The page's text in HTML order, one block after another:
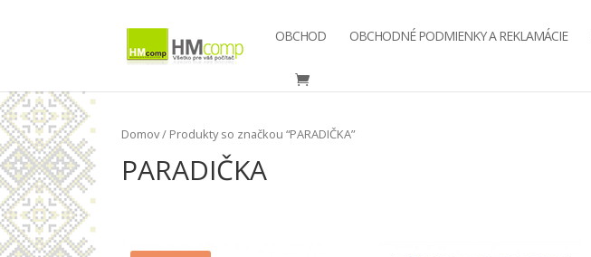
OBCHOD OBCHODNÉ PODMIENKY A REKLAMÁCIE
Domov/ Produkty so značkou “PARADIČKA”
PARADIČKA